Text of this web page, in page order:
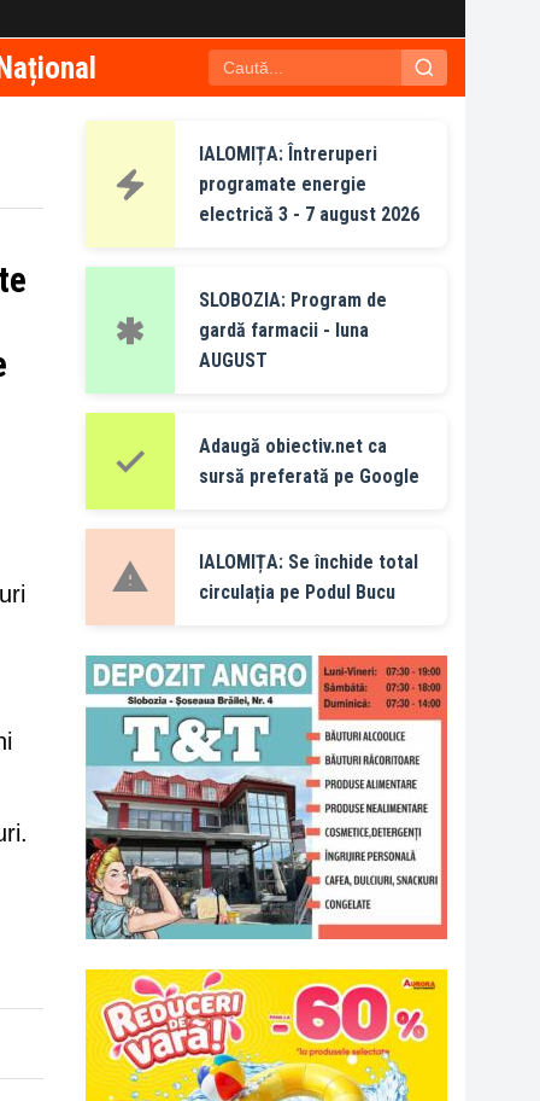
IALOMIȚA: Întreruperi
programate energie
electrică 3 - 7 august 2026
SLOBOZIA: Program de
gardă farmacii - luna
AUGUST
Adaugă obiectiv.net ca
sursă preferată pe Google
IALOMIȚA: Se închide total
circulația pe Podul Bucu